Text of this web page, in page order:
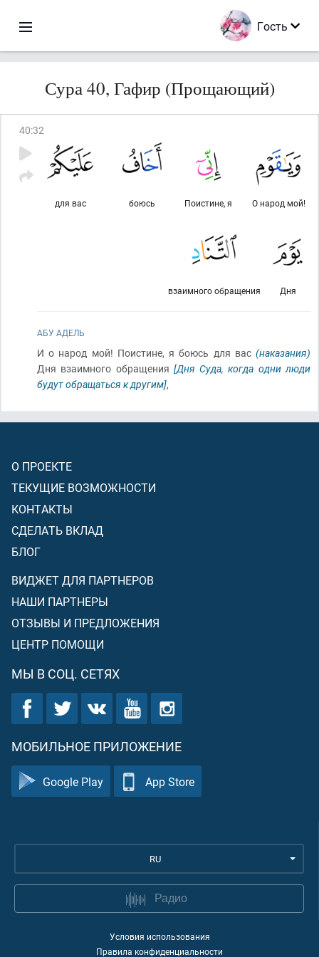
Гость
Сура 40, Гафир (Прощающий)
40:32
О народ мой!
Поистине, я
боюсь
для вас
Дня
взаимного обращения
АБУ АДЕЛЬ
И о народ мой! Поистине, я боюсь для вас (наказания)
Дня взаимного обращения [Дня Суда, когда одни люди
будут обращаться к другим],
О ПРОЕКТЕ
ТЕКУЩИЕ ВОЗМОЖНОСТИ
КОНТАКТЫ
СДЕЛАТЬ ВКЛАД
БЛОГ
ВИДЖЕТ ДЛЯ ПАРТНЕРОВ
НАШИ ПАРТНЕРЫ
ОТЗЫВЫ И ПРЕДЛОЖЕНИЯ
ЦЕНТР ПОМОЩИ
МЫ В СОЦ. СЕТЯХ
МОБИЛЬНОЕ ПРИЛОЖЕНИЕ
Google Play App Store
RU
Радио
Условия использования
Правила конфиденциальности